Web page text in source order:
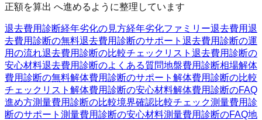
正額を算出 へ進めるように整理しています
退去費用診断経年劣化の見方経年劣化ファミリー退去費用退
去費用診断の無料退去費用診断のサポート 退去費用診断の運
用の流れ退去費用診断の比較チェックリスト 退去費用診断の
安心材料退去費用診断のよくある質問地盤費用診断相場解体
費用診断の無料解体費用診断のサポート 解体費用診断の比較
チェックリスト 解体費用診断の安心材料解体費用診断のFAQ
進め方測量費用診断の比較境界確認比較チェック測量費用診
断のサポート 測量費用診断の安心材料測量費用診断のFAQ地